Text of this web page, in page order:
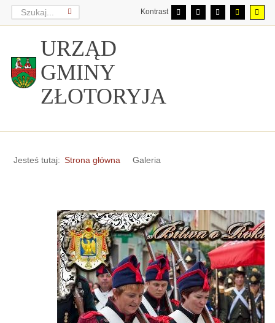
Kontrast
URZĄD
GMINY
ZŁOTORYJA
Jesteś tutaj: Strona główna Galeria